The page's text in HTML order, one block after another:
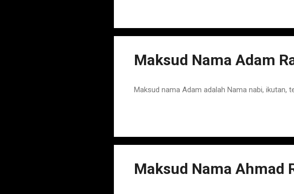
Maksud Nama Adam
Maksud nama Adam adalah Nama nabi, ikutan,
Maksud Nama Ahmad